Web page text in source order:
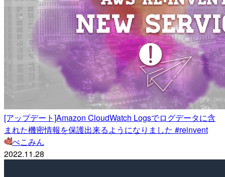
[アップデート]Amazon CloudWatch Logsでログデータに含
まれた機密情報を保護出来るようになりました #reinvent
べこみん
2022.11.28